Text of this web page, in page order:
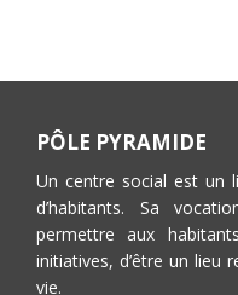
PÔLE PYRAMIDE
Un centre social est un
d’habitants. Sa
permettre aux
initiatives, d’être un lieu
vie.